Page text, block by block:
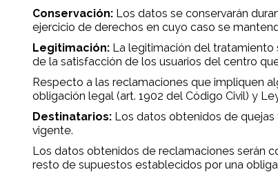
Conservación: Los datos se conservarán
ejercicio de derechos en cuyo caso se
Legitimación: La legitimación del tratamiento
de la satisfacción de los usuarios del centro
Respecto a las reclamaciones que impliquen
obligación legal (art. 1902 del Código Civil) y
Destinatarios: Los datos obtenidos de
vigente.
Los datos obtenidos de reclamaciones serán
resto de supuestos establecidos por una